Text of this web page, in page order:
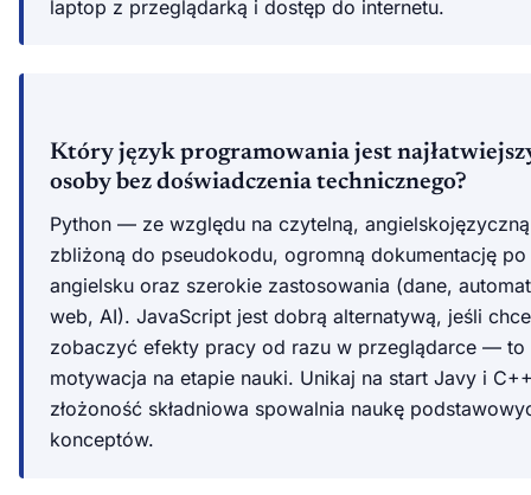
laptop z przeglądarką i dostęp do internetu.
Który język programowania jest
osoby bez doświadczenia technicznego?
Python — ze względu na czytelną, angielskojęzyczną
zbliżoną do pseudokodu, ogromną dokumentację
angielsku oraz szerokie zastosowania (dane,
web, AI). JavaScript jest dobrą alternatywą, jeśli
zobaczyć efekty pracy od razu w przeglądarce — to
motywacja na etapie nauki. Unikaj na start Javy i
złożoność składniowa spowalnia naukę
konceptów.